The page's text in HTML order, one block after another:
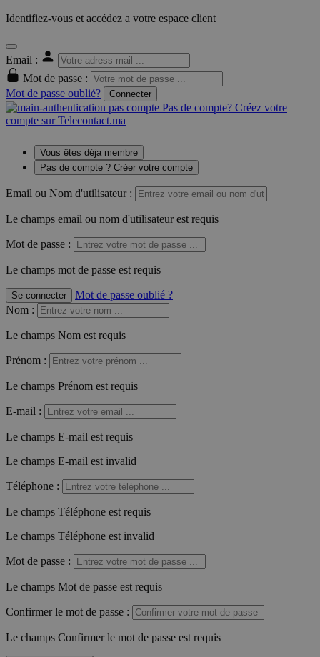
Identifiez-vous et accédez a votre espace client
Email :
Mot de passe :
Mot de passe oublié?
Connecter
Pas de compte? Créez votre
compte sur Telecontact.ma
Vous êtes déja membre
Pas de compte ? Créer votre compte
Email ou Nom d'utilisateur :
Le champs email ou nom d'utilisateur est requis
Mot de passe :
Le champs mot de passe est requis
Se connecter
Mot de passe oublié ?
Nom :
Le champs Nom est requis
Prénom :
Le champs Prénom est requis
E-mail :
Le champs E-mail est requis
Le champs E-mail est invalid
Téléphone :
Le champs Téléphone est requis
Le champs Téléphone est invalid
Mot de passe :
Le champs Mot de passe est requis
Confirmer le mot de passe :
Le champs Confirmer le mot de passe est requis